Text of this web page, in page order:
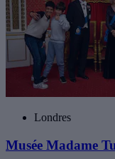
Londres
Musée Madame